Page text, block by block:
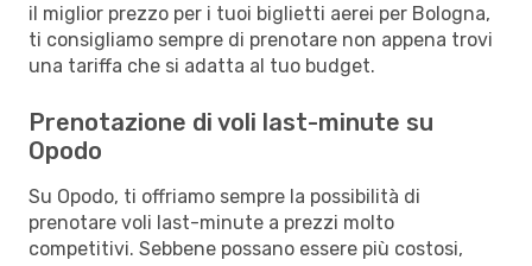
il miglior prezzo per i tuoi biglietti aerei per Bologna,
ti consigliamo sempre di prenotare non appena trovi
una tariffa che si adatta al tuo budget.
Prenotazione di voli last-minute su
Opodo
Su Opodo, ti offriamo sempre la possibilità di
prenotare voli last-minute a prezzi molto
competitivi. Sebbene possano essere più costosi,